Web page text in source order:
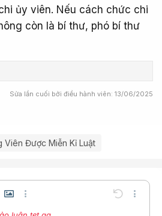
ủy viên. Nếu cách chức chi
còn là bí thư, phó bí thư
Sửa lần cuối bởi điều hành viên: 13/06/2025
Viên Được Miễn Kỉ Luật
liên kết
Chèn hình ảnh
Thêm tùy chọn… Undo Thêm